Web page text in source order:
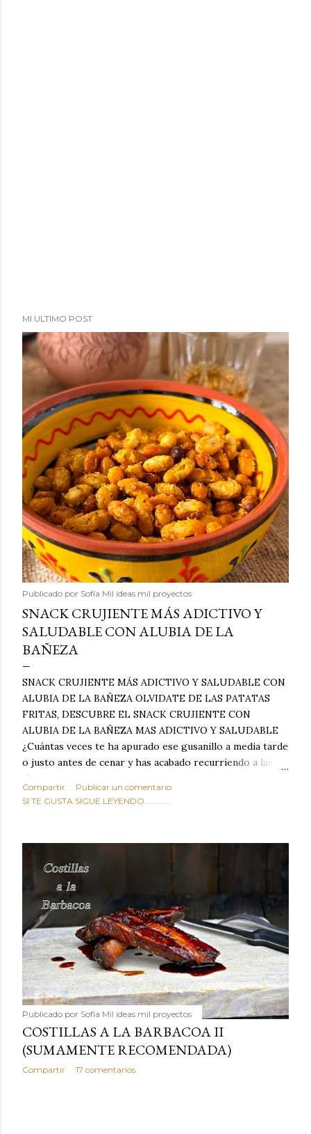
MI ULTIMO POST
Publicado por Sofía Mil ideas mil proyectos
SNACK CRUJIENTE MÁS ADICTIVO Y
SALUDABLE CON ALUBIA DE LA
BAÑEZA
SNACK CRUJIENTE MÁS ADICTIVO Y SALUDABLE CON
ALUBIA DE LA BAÑEZA OLVIDATE DE LAS PATATAS
FRITAS, DESCUBRE EL SNACK CRUJIENTE CON
ALUBIA DE LA BAÑEZA MAS ADICTIVO Y SALUDABLE
¿Cuántas veces te ha apurado ese gusanillo a media tarde
o justo antes de cenar y has acabado recurriendo a las
típicas patatas de bolsa, frutos secos fritos o snacks
ultraprocesados llenos de grasas saturadas y sodio?
sabroso, con ese toque tostado y crujiente que tanto nos
por completo tu forma de ver las legumbres. Olvídate de
asociar las alubias únicamente a los guisos tradicionales y
copiosos de invierno. Con esta receta simple pero
revolucionaria, transformaremos un ingrediente tan
humilde como la alubia de La Bañeza en un snack ligero,
dorado, cargado de proteína y 100% natural. Es el
sustituto perfecto a los frutos se...
Compartir
Publicar un comentario
SI TE GUSTA SIGUE LEYENDO............
Publicado por Sofía Mil ideas mil proyectos
COSTILLAS A LA BARBACOA II
(SUMAMENTE RECOMENDADA)
Compartir 17 comentarios